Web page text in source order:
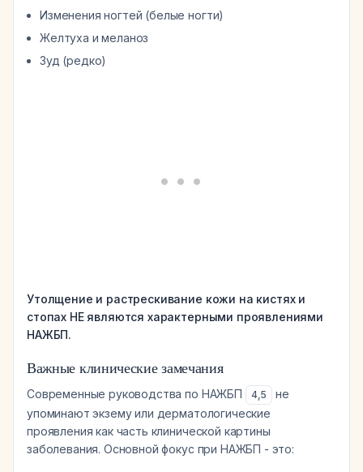
Изменения ногтей (белые ногти)
Желтуха и меланоз
Зуд (редко)
Утолщение и растрескивание кожи на кистях и
стопах НЕ являются характерными проявлениями
НАЖБП.
Важные клинические замечания
Современные руководства по НАЖБП 4,5
не
упоминают экзему или дерматологические
проявления как часть клинической картины
заболевания. Основной фокус при НАЖБП - это: